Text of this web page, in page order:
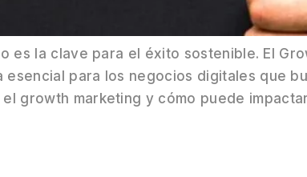
es la clave para el éxito sostenible. El
para los negocios digitales que
growth marketing y cómo puede